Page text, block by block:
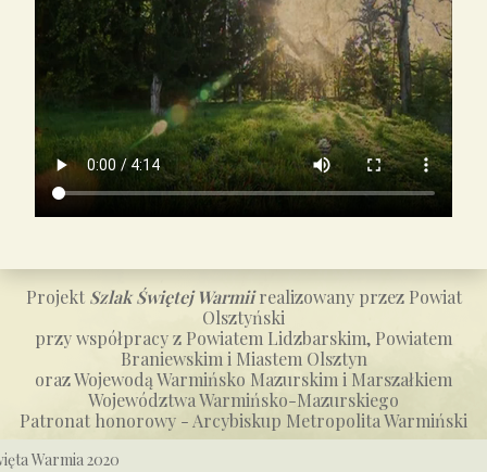
Projekt Szlak Świętej Warmiirealizowany przez Powiat
Olsztyński
przy współpracy z Powiatem Lidzbarskim, Powiatem
Braniewskim i Miastem Olsztyn
oraz Wojewodą Warmińsko Mazurskim i Marszałkiem
Województwa Warmińsko-Mazurskiego
Patronat honorowy - Arcybiskup Metropolita Warmiński
Warmia 2020